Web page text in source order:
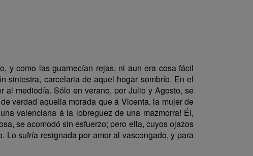
y como las guarnecían rejas, ni aun era cosa fácil
siniestra, carcelaria de aquel hogar sombrío. En el
mediodía. Sólo en verano, por Julio y Agosto, se
verdad aquella morada que á Vicenta, la mujer de
valenciana á la lobreguez de una mazmorra! Él,
se acomodó sin esfuerzo; pero ella, cuyos ojazos
Lo sufría resignada por amor al vascongado, y para